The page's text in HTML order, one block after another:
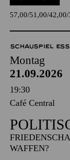
57,00 51,00 42,00
SCHAUSPIEL
Montag
21.09.2026
19:30
Café Central
WAFFEN?